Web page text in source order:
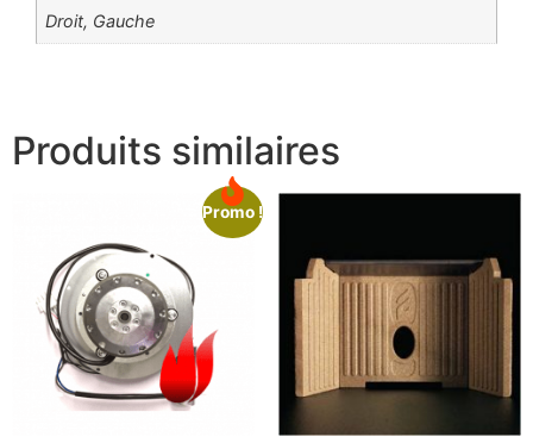
Droit, Gauche
Produits similaires
Promo !